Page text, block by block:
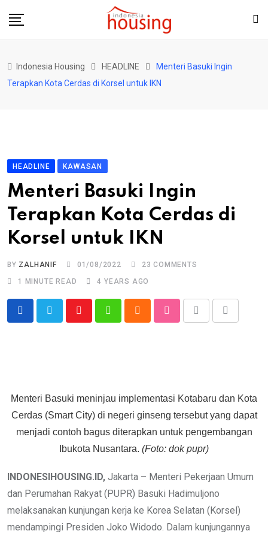
Indonesia Housing HEADLINE
Menteri Basuki Ingin
Terapkan Kota Cerdas di Korsel untuk IKN
HEADLINE KAWASAN
Menteri Basuki Ingin
Terapkan Kota Cerdas di
Korsel untuk IKN
BY ZALHANIF 01/08/2022 23 COMMENTS
1 MINUTE READ
4 YEARS AGO
YoutubeWhatsappCloud StumbleUpon
Print
Share
Menteri Basuki meninjau implementasi Kotabaru dan Kota
Cerdas (Smart City) di negeri ginseng tersebut yang dapat
menjadi contoh bagus diterapkan untuk pengembangan
Ibukota Nusantara. (Foto: dok pupr)
INDONESIHOUSING.ID, Jakarta – Menteri Pekerjaan Umum
dan Perumahan Rakyat (PUPR) Basuki Hadimuljono
melaksanakan kunjungan kerja ke Korea Selatan (Korsel)
mendampingi Presiden Joko Widodo. Dalam kunjungannya